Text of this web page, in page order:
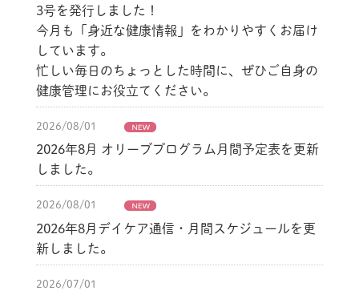
3号を発行しました！
今月も「身近な健康情報」をわかりやすくお届け
しています。
忙しい毎日のちょっとした時間に、ぜひご自身の
健康管理にお役立てください。
2026/08/01
2026年8月 オリーブプログラム月間予定表を更新
しました。
2026/08/01
2026年8月デイケア通信・月間スケジュールを更
新しました。
2026/07/01